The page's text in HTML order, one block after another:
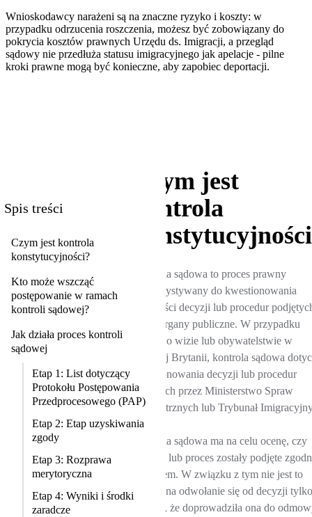
Wnioskodawcy narażeni są na znaczne ryzyko i koszty: w
przypadku odrzucenia roszczenia, możesz być zobowiązany do
pokrycia kosztów prawnych Urzędu ds. Imigracji, a przegląd
sądowy nie przedłuża statusu imigracyjnego jak apelacje - pilne
kroki prawne mogą być konieczne, aby zapobiec deportacji.
Spis treści
Czym jest kontrola
konstytucyjności?
Kto może wszcząć
postępowanie w ramach
kontroli sądowej?
Jak działa proces kontroli
sądowej
Etap 1: List dotyczący
Protokołu Postępowania
Przedprocesowego (PAP)
Etap 2: Etap uzyskiwania
zgody
Etap 3: Rozprawa
merytoryczna
Etap 4: Wyniki i środki
zaradcze
Czym jest
kontrola
Kontrola sądowa to proces prawny
wykorzystywany do kwestionowania
legalności decyzji lub procedur
przez organy publiczne. W przypadku
decyzji o wizie lub obywatelstwie w
Wielkiej Brytanii, kontrola sądowa
kwestionowania decyzji lub procedur
podjętych przez Ministerstwo Spraw
Wewnętrznych lub Trybunał
Kontrola sądowa ma na celu ocenę, czy
decyzja lub proces zostały podjęte
z prawem. W związku z tym nie jest to
sposób na odwołanie się od decyzji tylko
dlatego, że doprowadziła ona do